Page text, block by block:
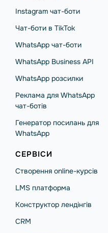
Instagram чат-боти
Чат-боти в TikTok
WhatsApp чат-боти
WhatsApp Business API
WhatsApp розсилки
Реклама для WhatsApp
чат-ботів
Генератор посилань для
WhatsApp
СЕРВІСИ
Створення online-курсів
LMS платформа
Конструктор лендінгів
CRM